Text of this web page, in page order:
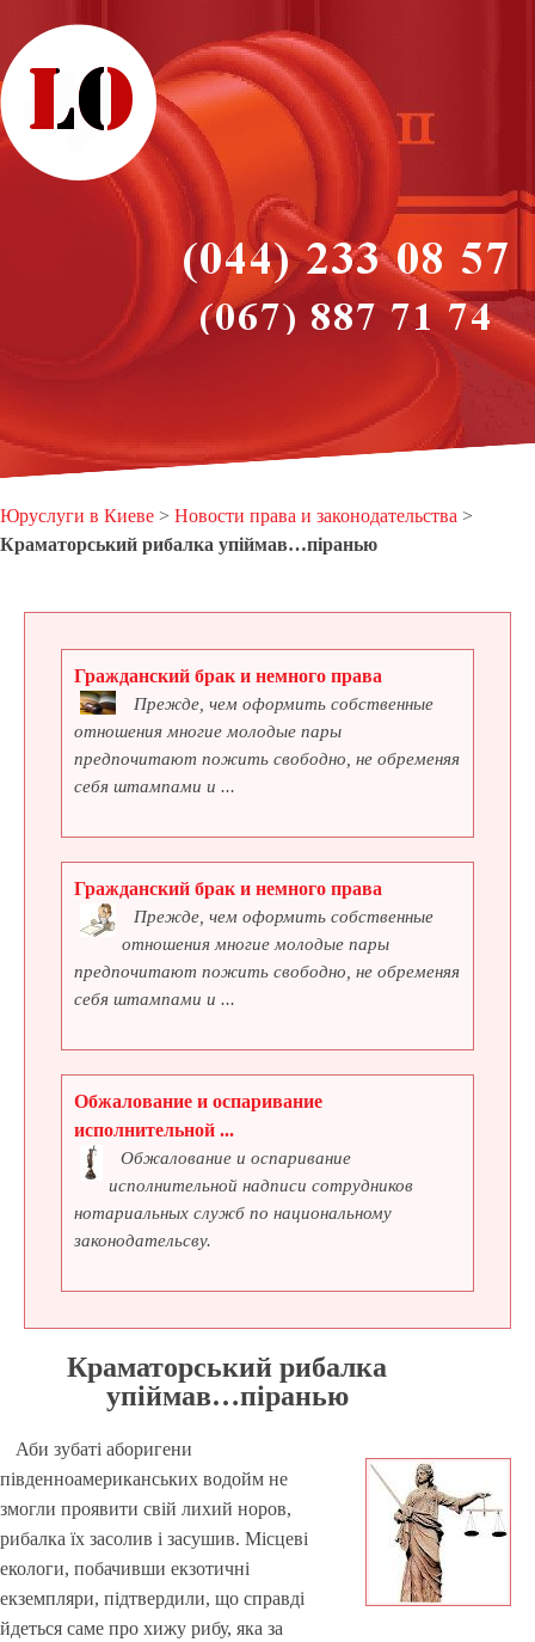
Юруслуги в Киеве > Новости права и законодательства >
Краматорський рибалка упіймав…піранью
Гражданский брак и немного права
Прежде, чем оформить собственные
отношения многие молодые пары
предпочитают пожить свободно, не обременяя
себя штампами и ...
Гражданский брак и немного права
Прежде, чем оформить собственные
отношения многие молодые пары
предпочитают пожить свободно, не обременяя
себя штампами и ...
Обжалование и оспаривание
исполнительной ...
Обжалование и оспаривание
исполнительной надписи сотрудников
нотариальных служб по национальному
законодательсву.
Краматорський рибалка
упіймав…піранью
Аби зубаті аборигени
південноамериканських водойм не
змогли проявити свій лихий норов,
рибалка їх засолив і засушив. Місцеві
екологи, побачивши екзотичні
екземпляри, підтвердили, що справді
йдеться саме про хижу рибу, яка за